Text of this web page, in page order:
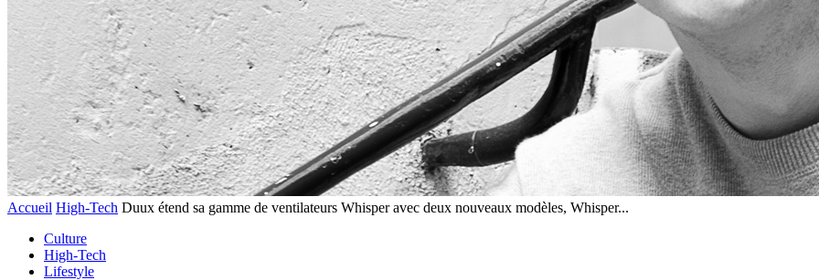
Accueil High-Tech Duux étend sa gamme de ventilateurs Whisper avec deux nouveaux modèles, Whisper...
Culture
High-Tech
Lifestyle